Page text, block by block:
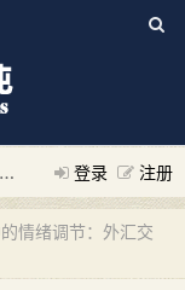
登录 注册
如果您觉得本站非常有看点，那么赶紧使用Ctrl+D 收藏我们吧
新添加量子混沌系统板块，欢迎大家访问！
---“量子混沌系
情绪调节：外汇交